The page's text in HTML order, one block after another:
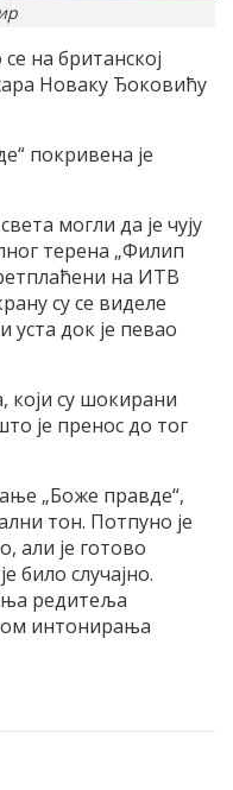
на британској
Новаку Ђоковићу
покривена је
могли да је чују
терена „Филип
на ИТВ
су се виделе
док је певао
који су шокирани
је пренос до тог
„Боже правде“,
тон. Потпуно је
али је готово
било случајно.
редитеља
интонирања